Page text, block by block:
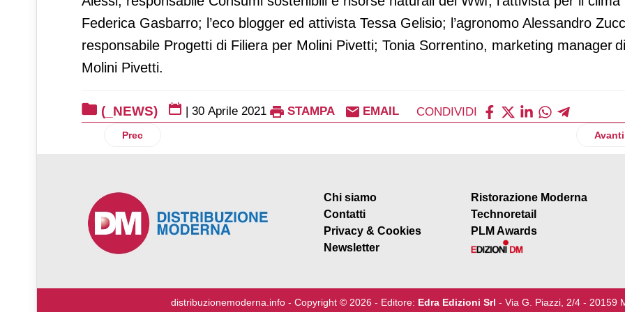
Federica Gasbarro; l’eco blogger ed attivista Tessa Gelisio; l’agronomo Alessandro
responsabile Progetti di Filiera per Molini Pivetti; Tonia Sorrentino, marketing manager di
Molini Pivetti.
(_NEWS) | 30 Aprile 2021 STAMPA EMAIL CONDIVIDI
Articolo precedente: Cantina produttori Valdobbiadene: sì a certificazione Sqnpi e alla digitalizzazione
Prec Avanti
Chi siamo
Contatti
Privacy & Cookies
Newsletter
Ristorazione Moderna
Technoretail
PLM Awards
distribuzionemoderna.info - Copyright © 2026 - Editore: Edra Edizioni Srl - Via G. Piazzi, 2/4 - 20159